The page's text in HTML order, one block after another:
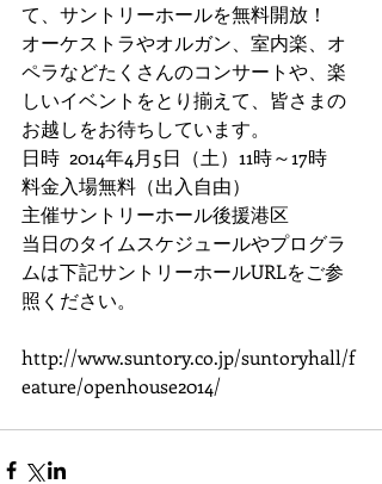
て、サントリーホールを無料開放！
オーケストラやオルガン、室内楽、オ
ペラなどたくさんのコンサートや、楽
しいイベントをとり揃えて、皆さまの
お越しをお待ちしています。
日時  2014年4月5日（土）11時～17時
料金入場無料（出入自由）
主催サントリーホール後援港区
当日のタイムスケジュールやプログラ
ムは下記サントリーホールURLをご参
照ください。
http://www.suntory.co.jp/suntoryhall/f
eature/openhouse2014/